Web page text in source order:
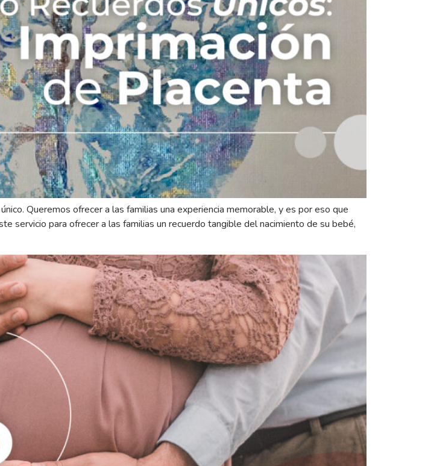
Queremos ofrecer a las familias una experiencia memorable, y es por eso que
servicio para ofrecer a las familias un recuerdo tangible del nacimiento de su bebé,